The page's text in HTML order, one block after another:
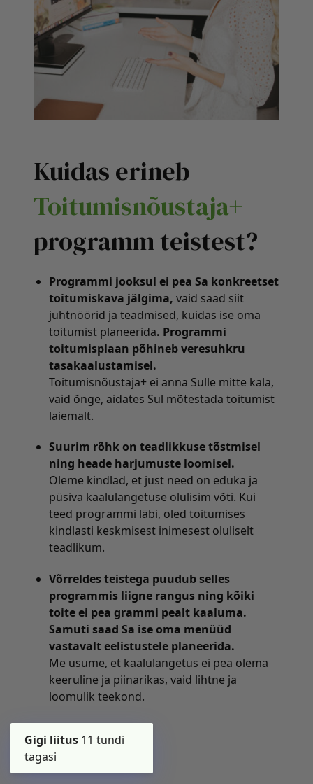
Kuidas erineb
Toitumisnõustaja+
programm teistest?
Programmi jooksul ei pea Sa konkreetset
toitumiskava jälgima, vaid saad siit
juhtnöörid ja teadmised, kuidas ise oma
toitumist planeerida. Programmi
toitumisplaan põhineb veresuhkru
tasakaalustamisel.
Toitumisnõustaja+ ei anna Sulle mitte kala,
vaid õnge, aidates Sul mõtestada toitumist
laiemalt.
Suurim rõhk on teadlikkuse tõstmisel
ning heade harjumuste loomisel.
Oleme kindlad, et just need on eduka ja
püsiva kaalulangetuse olulisim võti. Kui
teed programmi läbi, oled toitumises
kindlasti keskmisest inimesest oluliselt
teadlikum.
Võrreldes teistega puudub selles
programmis liigne rangus ning kõiki
toite ei pea grammi pealt kaaluma.
Samuti saad Sa ise oma menüüd
vastavalt eelistustele planeerida.
Me usume, et kaalulangetus ei pea olema
keeruline ja piinarikas, vaid lihtne ja
loomulik teekond.